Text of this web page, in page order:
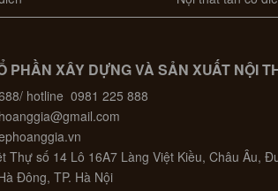
PHẦN XÂY DỰNG VÀ SẢN XUẤT NỘI
hotline 0981 225 888
Thự số 14 Lô 16A7 Làng Việt Kiều, Châu Âu,
Đông, TP. Hà Nội